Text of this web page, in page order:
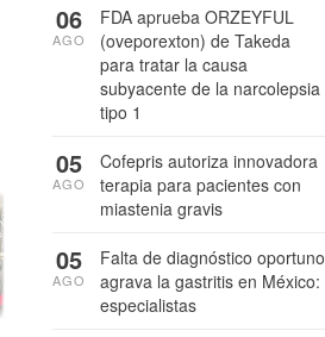
FDA aprueba ORZEYFUL
(oveporexton) de Takeda
para tratar la causa
subyacente de la narcolepsia
tipo 1
06
AGO
Cofepris autoriza innovadora
terapia para pacientes con
miastenia gravis
05
AGO
Falta de diagnóstico oportuno
agrava la gastritis en México:
especialistas
05
AGO